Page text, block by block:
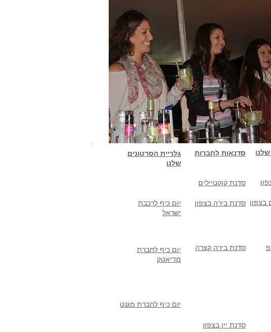
גלריית הסרטונים
שלנו
סדנאות לחברות
סדנת קוקטיילים
יום כיף לרכבת
ישראל
בצפון סדנת בירה בצפון
יום כיף לחברת
מדיאטק
סדנת בירה קצרה
יום כיף לחברת מגנט
סדנת יין בצפון